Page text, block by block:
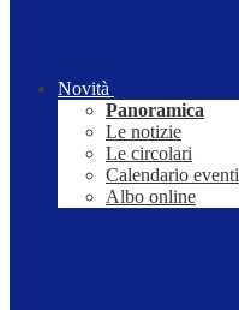
Novità
Panoramica
Le notizie
Le circolari
Calendario eventi
Albo online